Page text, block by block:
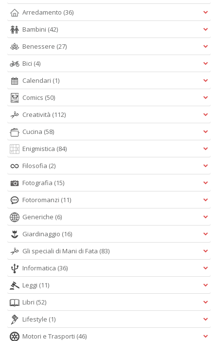
Arredamento (36)
Bambini (42)
Benessere (27)
Bici (4)
Calendari (1)
Comics (50)
Creatività (112)
Cucina (58)
Enigmistica (84)
Filosofia (2)
Fotografia (15)
Fotoromanzi (11)
Generiche (6)
Giardinaggio (16)
Gli speciali di Mani di Fata (83)
Informatica (36)
Leggi (11)
Libri (52)
Lifestyle (1)
Motori e Trasporti (46)